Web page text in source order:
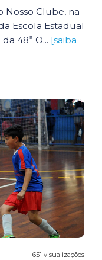
Nosso Clube, na
Escola Estadual
48ª O... [saiba
651 visualizações